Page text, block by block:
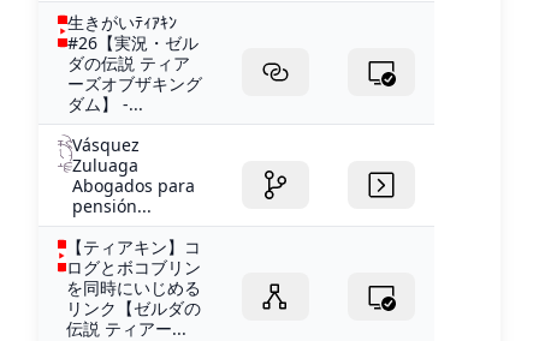
生きがいﾃｨｱｷﾝ
#26【実況・ゼル
ダの伝説 ティア
ーズオブザキング
ダム】 -...
Vásquez
Zuluaga
Abogados para
pensión...
【ティアキン】コ
ログとボコブリン
を同時にいじめる
リンク【ゼルダの
伝説 ティアー...